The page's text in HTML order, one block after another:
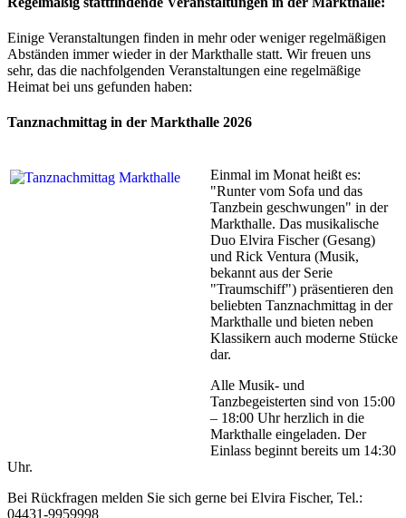
Einige Veranstaltungen finden in mehr oder weniger regelmäßigen
Abständen immer wieder in der Markthalle statt. Wir freuen uns
sehr, das die nachfolgenden Veranstaltungen eine regelmäßige
Heimat bei uns gefunden haben:
Tanznachmittag in der Markthalle 2026
Einmal im Monat heißt es:
"Runter vom Sofa und das
Tanzbein geschwungen" in der
Markthalle. Das musikalische
Duo Elvira Fischer (Gesang)
und Rick Ventura (Musik,
bekannt aus der Serie
"Traumschiff") präsentieren den
beliebten Tanznachmittag in der
Markthalle und bieten neben
Klassikern auch moderne Stücke
dar.
Alle Musik- und
Tanzbegeisterten sind von 15:00
– 18:00 Uhr herzlich in die
Markthalle eingeladen. Der
Einlass beginnt bereits um 14:30
Uhr.
Bei Rückfragen melden Sie sich gerne bei Elvira Fischer, Tel.:
04431-9959998